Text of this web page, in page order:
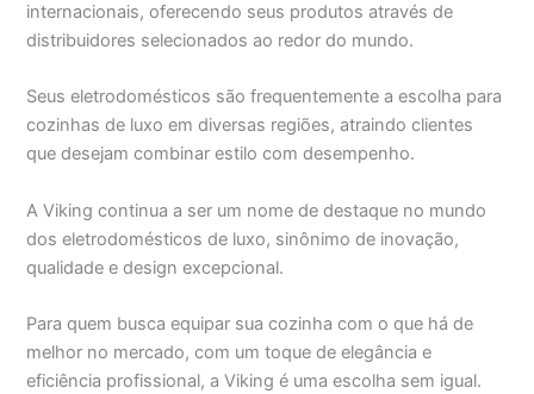
internacionais, oferecendo seus produtos através de
distribuidores selecionados ao redor do mundo.
Seus eletrodomésticos são frequentemente a escolha para
cozinhas de luxo em diversas regiões, atraindo clientes
que desejam combinar estilo com desempenho.
A Viking continua a ser um nome de destaque no mundo
dos eletrodomésticos de luxo, sinônimo de inovação,
qualidade e design excepcional.
Para quem busca equipar sua cozinha com o que há de
melhor no mercado, com um toque de elegância e
eficiência profissional, a Viking é uma escolha sem igual.